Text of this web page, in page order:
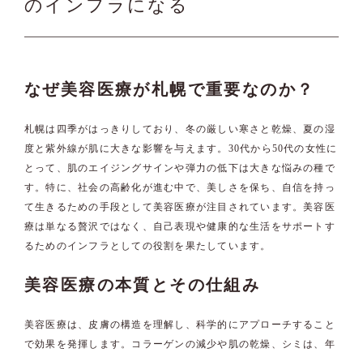
のインフラになる
なぜ美容医療が札幌で重要なのか？
札幌は四季がはっきりしており、冬の厳しい寒さと乾燥、夏の湿
度と紫外線が肌に大きな影響を与えます。30代から50代の女性に
とって、肌のエイジングサインや弾力の低下は大きな悩みの種で
す。特に、社会の高齢化が進む中で、美しさを保ち、自信を持っ
て生きるための手段として美容医療が注目されています。美容医
療は単なる贅沢ではなく、自己表現や健康的な生活をサポートす
るためのインフラとしての役割を果たしています。
美容医療の本質とその仕組み
美容医療は、皮膚の構造を理解し、科学的にアプローチすること
で効果を発揮します。コラーゲンの減少や肌の乾燥、シミは、年